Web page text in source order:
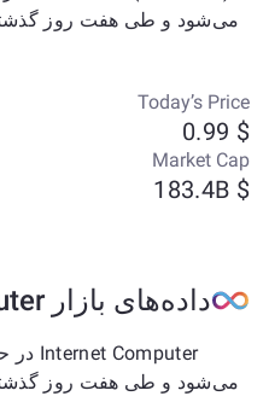
Today’s Price
$ 0.99
Market Cap
$ 183.4B
داده‌های بازار Internet Computer